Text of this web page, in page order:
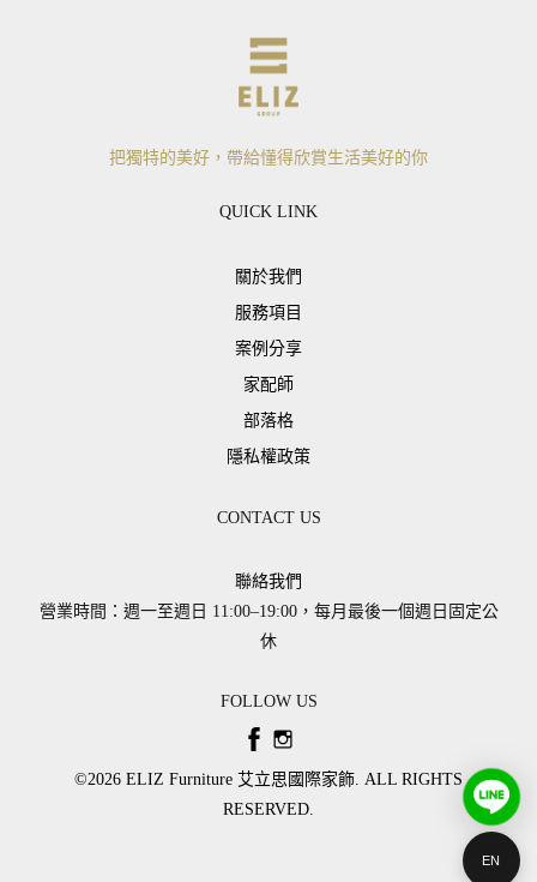
把獨特的美好，帶給懂得欣賞生活美好的你
QUICK LINK
關於我們
服務項目
案例分享
家配師
部落格
隱私權政策
CONTACT US
聯絡我們
營業時間：週一至週日 11:00–19:00，每月最後一個週日固定公
休
FOLLOW US
©2026 ​ELIZ Furniture 艾立思國際家飾. ALL RIGHTS
RESERVED.
EN